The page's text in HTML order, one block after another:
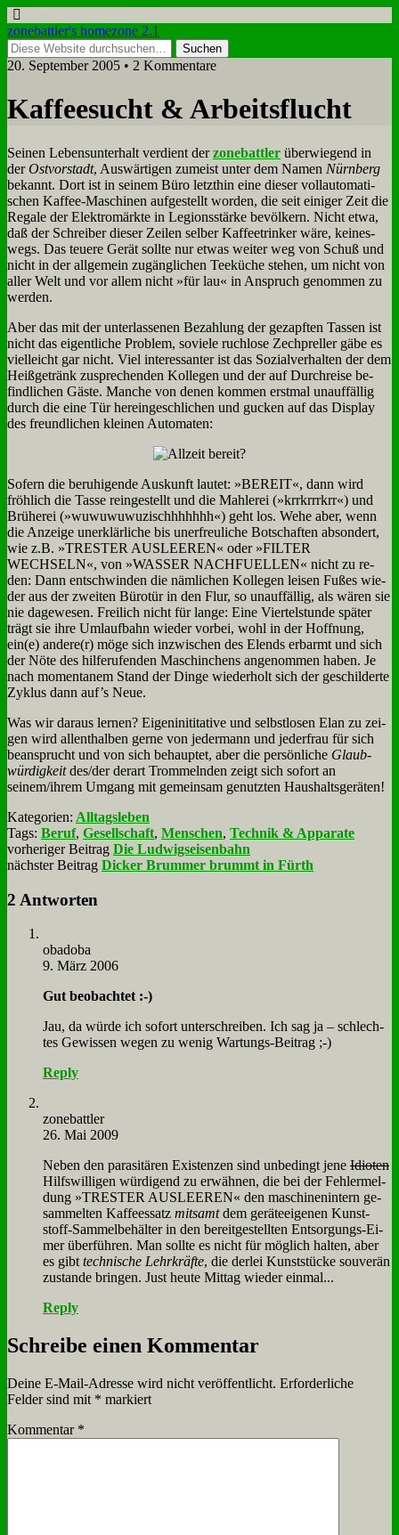
zonebattler's homezone 2.1
20. September 2005 • 2 Kommentare
Kaf­fee­sucht & Ar­beits­flucht
Sei­nen Le­bens­un­ter­halt ver­dient derzone­batt­ler über­wie­gend in
derOst­vor­stadt, Aus­wär­ti­gen zu­meist un­ter dem Na­men Nürn­berg
be­kannt. Dort ist in sei­nem Bü­ro letzt­hin ei­ne die­ser voll­au­to­ma­ti­
schen Kaf­fee-Ma­schi­nen auf­ge­stellt wor­den, die seit ei­ni­ger Zeit die
Re­ga­le der Elek­tro­märk­te in Le­gi­ons­stär­ke be­völ­kern. Nicht et­wa,
daß der Schrei­ber die­ser Zei­len sel­ber Kaf­fee­trin­ker wä­re, kei­nes­
wegs. Das teue­re Ge­rät soll­te nur et­was wei­ter weg von Schuß und
nicht in der all­ge­mein zu­gäng­li­chen Tee­kü­che ste­hen, um nicht von
al­ler Welt und vor al­lem nicht »für lau« in An­spruch ge­nom­men zu
wer­den.
Aber das mit der un­ter­las­se­nen Be­zah­lung der ge­zapf­ten Tas­sen ist
nicht das ei­gent­li­che Pro­blem, so­vie­le ruch­lo­se Zech­prel­ler gä­be es
viel­leicht gar nicht. Viel in­ter­es­san­ter ist das So­zi­al­ver­hal­ten der dem
Heiß­ge­tränk zu­spre­chen­den Kol­le­gen und der auf Durch­rei­se be­
find­li­chen Gä­ste. Man­che von de­nen kom­men erst­mal un­auf­fäl­lig
durch die ei­ne Tür her­ein­ge­schli­chen und gucken auf das Dis­play
des freund­li­chen klei­nen Au­to­ma­ten:
So­fern die be­ru­hi­gen­de Aus­kunft lau­tet: »BEREIT«, dann wird
fröh­lich die Tas­se rein­ge­stellt und die Mahle­rei (»krr­krrr­krr«) und
Brü­he­rei (»wu­wu­wu­wu­zischhhhhhh«) geht los. We­he aber, wenn
die An­zei­ge un­er­klär­li­che bis un­er­freu­li­che Bot­schaf­ten ab­son­dert,
wie z.B. »TRESTER AUSLEEREN« oder »FILTER
WECHSELN«, von »WASSER NACHFUELLEN« nicht zu re­
den: Dann ent­schwin­den die näm­li­chen Kol­le­gen lei­sen Fu­ßes wie­
der aus der zwei­ten Bü­ro­tür in den Flur, so un­auf­fäl­lig, als wä­ren sie
nie da­ge­we­sen. Frei­lich nicht für lan­ge: Ei­ne Vier­tel­stun­de spä­ter
trägt sie ih­re Um­lauf­bahn wie­der vor­bei, wohl in der Hoff­nung,
ein(e) andere(r) mö­ge sich in­zwi­schen des Elends er­barmt und sich
der Nö­te des hil­fe­ru­fen­den Ma­schin­chens an­ge­nom­men ha­ben. Je
nach mo­men­ta­nem Stand der Din­ge wie­der­holt sich der ge­schil­der­te
Zy­klus dann auf’s Neue.
Was wir dar­aus ler­nen? Ei­gen­in­i­ti­ta­ti­ve und selbst­lo­sen Elan zu zei­
gen wird al­lent­hal­ben ger­ne von je­der­mann und je­der­frau für sich
be­an­sprucht und von sich be­haup­tet, aber die per­sön­li­che Glaub­
wür­dig­keitdes/der der­art Trom­meln­den zeigt sich so­fort an
seinem/ihrem Um­gang mit ge­mein­sam ge­nutz­ten Haus­halts­ge­rä­ten!
Kategorien: Alltagsleben
Tags: Beruf, Gesellschaft, Menschen, Technik & Apparate
vorheriger Beitrag Die Ludwigseisenbahn
nächster Beitrag Dicker Brummer brummt in Fürth
2 Antworten
oba­do­ba
9. März 2006
Gut be­ob­ach­tet :-)
Jau, da wür­de ich so­fort un­ter­schrei­ben. Ich sag ja – schlech­
tes Ge­wis­sen we­gen zu we­nig War­tungs-Bei­trag ;-)
Reply
zone­batt­ler
26. Mai 2009
Ne­ben den pa­ra­si­tä­ren Exi­sten­zen sind un­be­dingt je­ne Idio­ten
Hilfs­wil­li­gen wür­di­gend zu er­wäh­nen, die bei der Feh­ler­mel­
dung »TRESTER AUSLEEREN« den ma­schi­nen­in­tern ge­
sam­mel­ten Kaf­fe­e­s­satz mit­samtdem ge­rä­te­ei­ge­nen Kunst­
stoff-Sam­mel­be­häl­ter in den be­reit­ge­stell­ten Ent­sor­gungs-Ei­
mer über­füh­ren. Man soll­te es nicht für mög­lich hal­ten, aber
es gibt tech­ni­sche Lehr­kräf­te, die der­lei Kunst­stücke sou­ve­rän
zu­stan­de brin­gen. Just heu­te Mit­tag wie­der ein­mal...
Reply
Schreibe einen Kommentar
Deine E-Mail-Adresse wird nicht veröffentlicht. Erforderliche
Felder sind mit * markiert
Kommentar *